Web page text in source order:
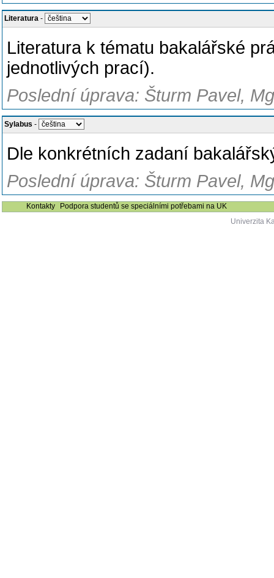
Literatura -
Literatura k tématu bakalářské
jednotlivých prací).
Poslední úprava: Šturm Pavel,
Sylabus -
Dle konkrétních zadaní
Poslední úprava: Šturm Pavel,
Kontakty
Podpora studentů se speciálními potřebami na UK
Univerzita